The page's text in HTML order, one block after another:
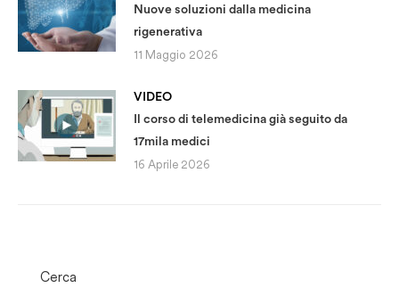
Nuove soluzioni dalla medicina
rigenerativa
11 Maggio 2026
VIDEO
Il corso di telemedicina già seguito da
17mila medici
16 Aprile 2026
Cerca